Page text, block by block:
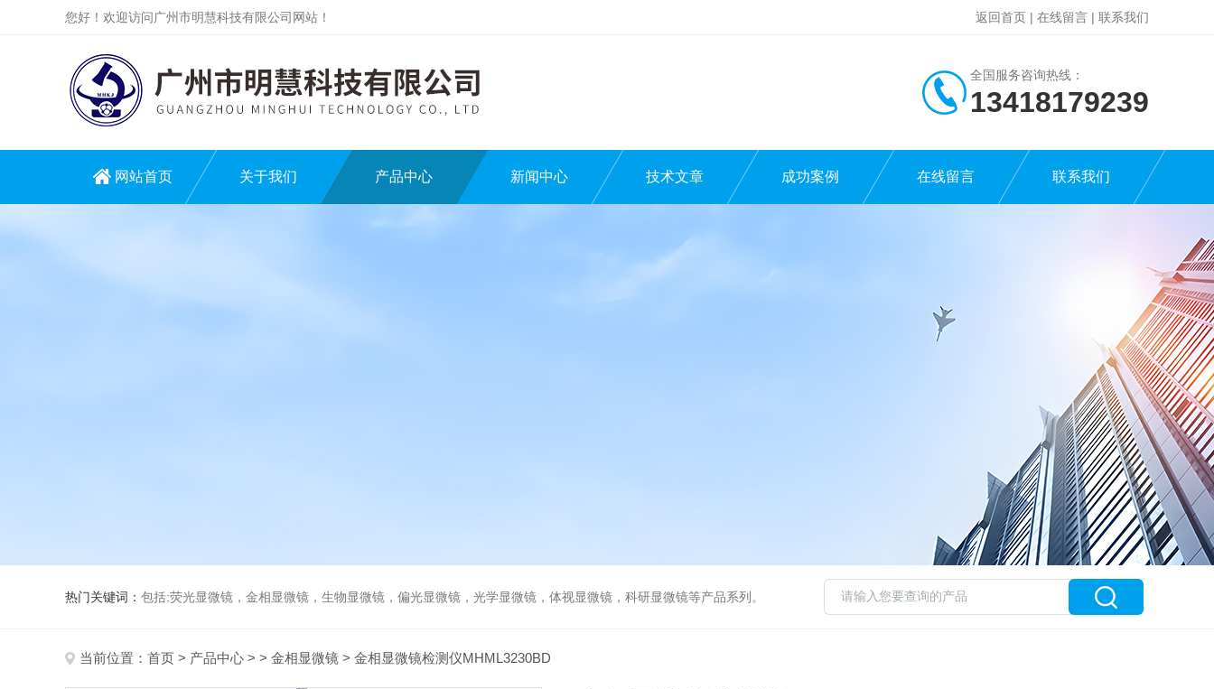
您好！欢迎访问广州市明慧科技有限公司网站！ 返回首页 | 在线留言 | 联系我们
全国服务咨询热线：
13418179239
网站首页 关于我们 产品中心 新闻中心 技术文章 成功案例 在线留言 联系我们
热门关键词： 包括:荧光显微镜，金相显微镜，生物显微镜，偏光显微镜，光学显微镜，体视显微镜，科研显微镜等产品系列。
当前位置： 首页 > 产品中心 > > 金相显微镜 > 金相显微镜检测仪MHML3230BD